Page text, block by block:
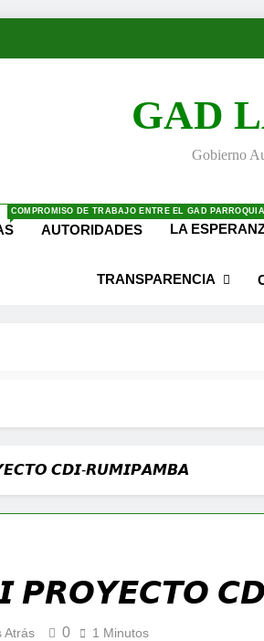
GAD
Gobierno
COMPROMISO DE TRABAJO ENTRE EL GAD
AUTORIDADES LA
TRANSPARENCIA
𝘾𝘿𝙄-𝙍𝙐𝙈𝙄𝙋𝘼𝙈𝘽𝘼
𝙋𝙍𝙊𝙔𝙀𝘾𝙏𝙊
Atrás 0 1 Minutos